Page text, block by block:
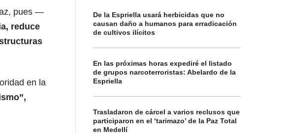
pues —
reduce
en la
De la Espriella usará herbicidas que no
causan daño a humanos para erradicación
de cultivos ilícitos
En las próximas horas expediré el listado
de grupos narcoterroristas: Abelardo de la
Espriella
Trasladaron de cárcel a varios reclusos que
participaron en el ‘tarimazo’ de la Paz Total
en Medellí